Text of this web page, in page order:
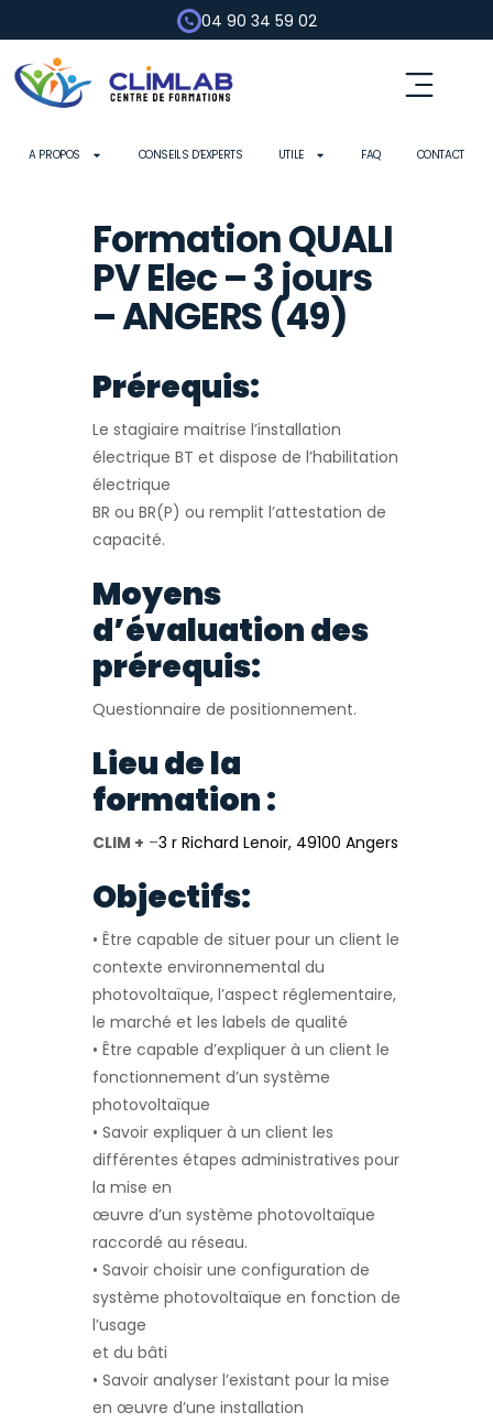
04 90 34 59 02
A PROPOS CONSEILS D’EXPERTS UTILE FAQ CONTACT
Formation QUALI
PV Elec – 3 jours
– ANGERS (49)
Prérequis:
Le stagiaire maitrise l’installation
électrique BT et dispose de l’habilitation
électrique
BR ou BR(P) ou remplit l’attestation de
capacité.
Moyens
d’évaluation des
prérequis:
Questionnaire de positionnement.
Lieu de la
formation :
CLIM + –3 r Richard Lenoir, 49100 Angers
Objectifs:
• Être capable de situer pour un client le
contexte environnemental du
photovoltaïque, l’aspect réglementaire,
le marché et les labels de qualité
• Être capable d’expliquer à un client le
fonctionnement d’un système
photovoltaïque
• Savoir expliquer à un client les
différentes étapes administratives pour
la mise en
œuvre d’un système photovoltaïque
raccordé au réseau.
• Savoir choisir une configuration de
système photovoltaïque en fonction de
l’usage
et du bâti
• Savoir analyser l’existant pour la mise
en œuvre d’une installation